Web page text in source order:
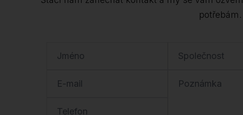
potřebám.
Jméno
E-mail
Telefon
Společnost
Poznámka